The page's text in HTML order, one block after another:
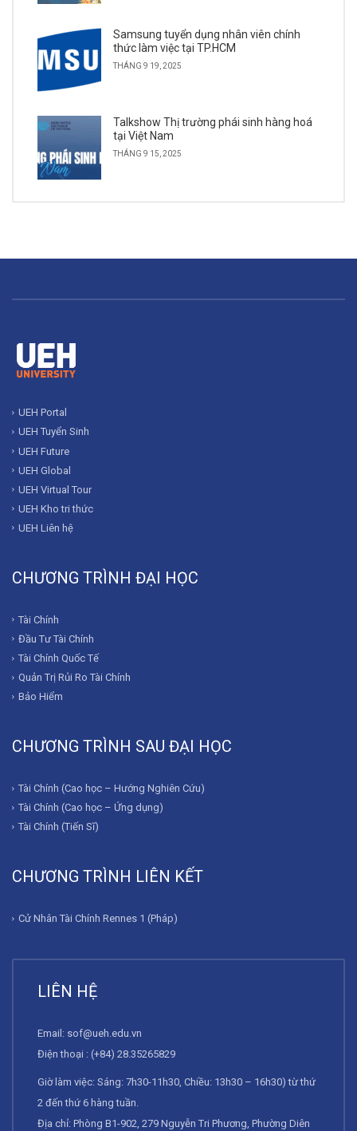
Samsung tuyển dụng nhân viên chính
thức làm việc tại TP.HCM
THÁNG 9 19, 2025
Talkshow Thị trường phái sinh hàng hoá
tại Việt Nam
THÁNG 9 15, 2025
UEH Portal
UEH Tuyển Sinh
UEH Future
UEH Global
UEH Virtual Tour
UEH Kho tri thức
UEH Liên hệ
CHƯƠNG TRÌNH ĐẠI HỌC
Tài Chính
Đầu Tư Tài Chính
Tài Chính Quốc Tế
Quản Trị Rủi Ro Tài Chính
Bảo Hiểm
CHƯƠNG TRÌNH SAU ĐẠI HỌC
Tài Chính (Cao học – Hướng Nghiên Cứu)
Tài Chính (Cao học – Ứng dụng)
Tài Chính (Tiến Sĩ)
CHƯƠNG TRÌNH LIÊN KẾT
Cử Nhân Tài Chính Rennes 1 (Pháp)
LIÊN HỆ
Email: sof@ueh.edu.vn
Điện thoại : (+84) 28.35265829
Giờ làm việc: Sáng: 7h30-11h30, Chiều: 13h30 – 16h30) từ thứ
2 đến thứ 6 hàng tuần.
Địa chỉ: Phòng B1-902, 279 Nguyễn Tri Phương, Phường Diên